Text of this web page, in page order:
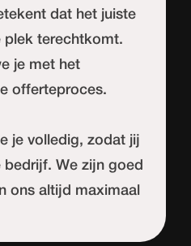
dat het juiste
plek terechtkomt.
je met het
offerteproces.
je volledig, zodat jij
We zijn goed
ons altijd maximaal